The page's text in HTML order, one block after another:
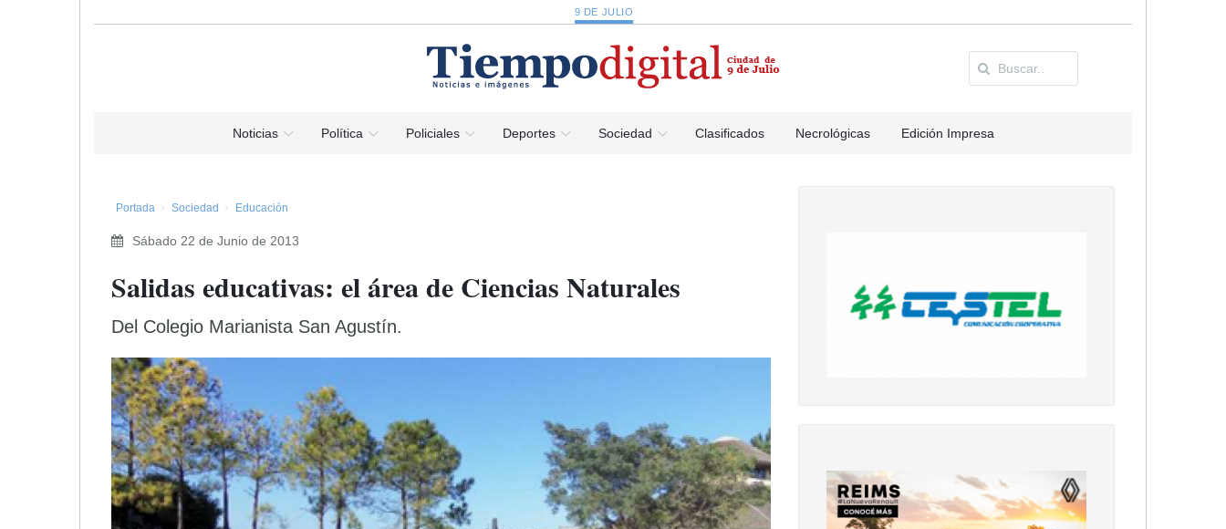
9 DE JULIO
Noticias Política Policiales Deportes Sociedad Clasificados Necrológicas Edición Impresa
Portada Sociedad Educación
Sábado 22 de Junio de 2013
Salidas educativas: el área de Ciencias Naturales
Del Colegio Marianista San Agustín.